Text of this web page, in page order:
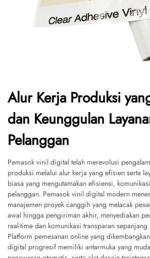
Alur Kerja Produksi
dan Keunggulan
Pelanggan
Pemasok vinil digital telah merevolusi
produksi melalui alur kerja yang efisien serta
biasa yang mengutamakan efisiensi,
pelanggan. Pemasok vinil digital modern
manajemen proyek canggih yang melacak
awal hingga pengiriman akhir, menyediakan
real-time dan komunikasi transparan
Platform pemesanan online yang
digital progresif memiliki antarmuka yang